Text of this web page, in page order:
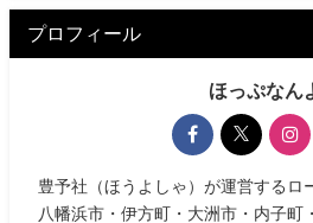
プロフィール
ほっぷなん
豊予社（ほうよしゃ）が運営するロ
八幡浜市・伊方町・大洲市・内子町